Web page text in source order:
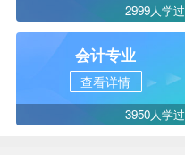
2999人学过
会计专业
查看详情
3950人学过